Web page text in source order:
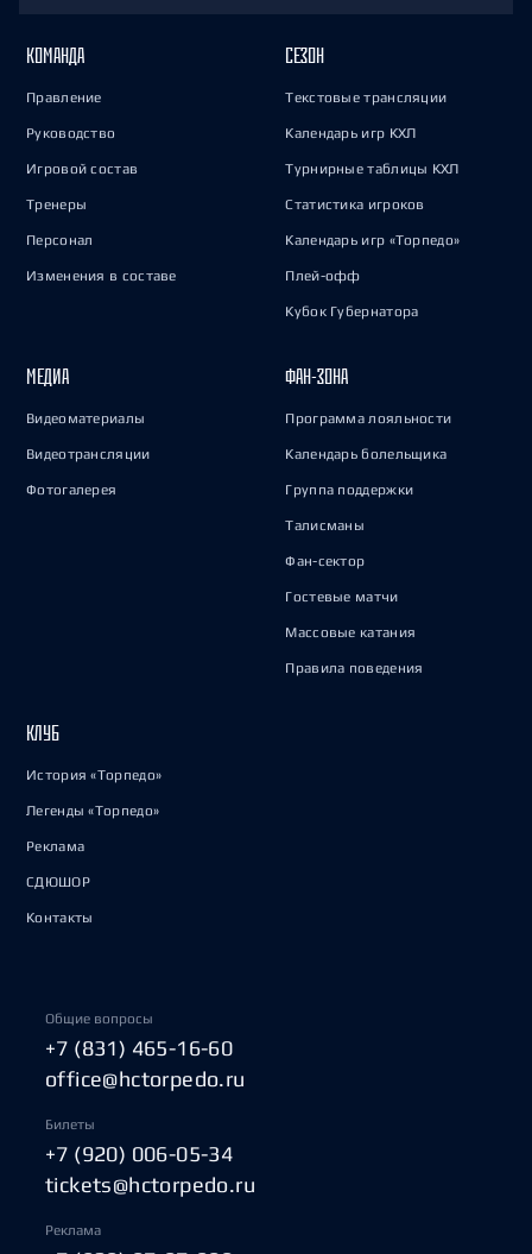
КОМАНДА
Правление
Руководство
Игровой состав
Тренеры
Персонал
Изменения в составе
СЕЗОН
Текстовые трансляции
Календарь игр КХЛ
Турнирные таблицы КХЛ
Статистика игроков
Календарь игр «Торпедо»
Плей-офф
Кубок Губернатора
МЕДИА
Видеоматериалы
Видеотрансляции
Фотогалерея
ФАН-ЗОНА
Программа лояльности
Календарь болельщика
Группа поддержки
Талисманы
Фан-сектор
Гостевые матчи
Массовые катания
Правила поведения
КЛУБ
История «Торпедо»
Легенды «Торпедо»
Реклама
СДЮШОР
Контакты
Общие вопросы
+7 (831) 465-16-60
office@hctorpedo.ru
Билеты
+7 (920) 006-05-34
tickets@hctorpedo.ru
Реклама